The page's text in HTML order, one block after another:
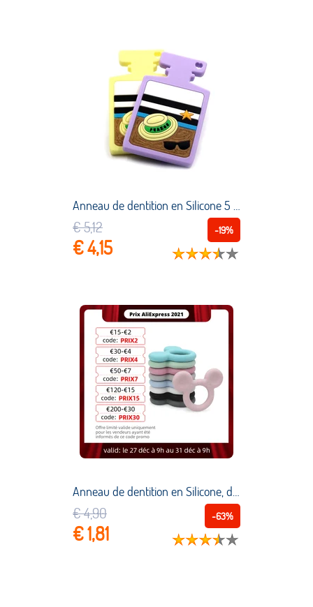
Anneau de dentition en Silicone 5 couleurs, série de maquillage dessin animé, bouteille de parfum mignon 1 pièce, qualité alimentaire, jouets de dentition pour enfants
-19%
€ 5,12
€ 4,15
Anneau de dentition en Silicone, dessin animé Mickey, qualité alimentaire, cadeau d'allaitement sans BPA, bricolage bébé, anneau de dentition, jouet, accessoires, 1 pièce
-63%
€ 4,90
€ 1,81